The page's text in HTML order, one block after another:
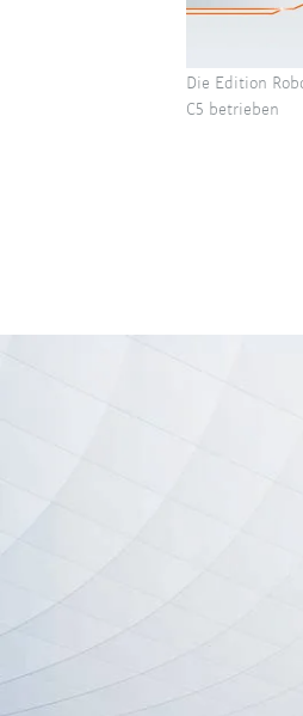
Die Edition
C5 betrieben